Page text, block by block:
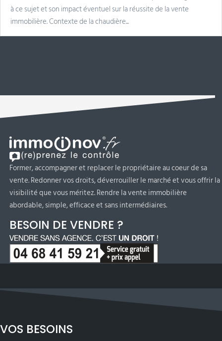
à ce sujet et son impact éventuel sur la réussite de la vente
immobilière. Contexte de la chaudière...
Former, accompagner et replacer le propriétaire au coeur de sa
vente. Redonner vos droits, déverrouiller le marché et vous offrir la
visibilité que vous méritez. Rendre la vente immobilière
abordable, simple, efficace et sans intermédiaires.
BESOIN DE VENDRE ?
VOS BESOINS